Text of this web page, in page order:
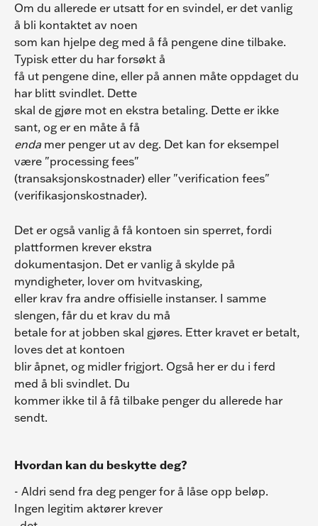
Om du allerede er utsatt for en svindel, er det vanlig
å bli kontaktet av noen
som kan hjelpe deg med å få pengene dine tilbake.
Typisk etter du har forsøkt å
få ut pengene dine, eller på annen måte oppdaget du
har blitt svindlet. Dette
skal de gjøre mot en ekstra betaling. Dette er ikke
sant, og er en måte å få
enda mer penger ut av deg. Det kan for eksempel
være "processing fees"
(transaksjonskostnader) eller "verification fees"
(verifikasjonskostnader).
Det er også vanlig å få kontoen sin sperret, fordi
plattformen krever ekstra
dokumentasjon. Det er vanlig å skylde på
myndigheter, lover om hvitvasking,
eller krav fra andre offisielle instanser. I samme
slengen, får du et krav du må
betale for at jobben skal gjøres. Etter kravet er betalt,
loves det at kontoen
blir åpnet, og midler frigjort. Også her er du i ferd
med å bli svindlet. Du
kommer ikke til å få tilbake penger du allerede har
sendt.
Hvordan kan du beskytte deg?
- Aldri send fra deg penger for å låse opp beløp.
Ingen legitim aktører krever